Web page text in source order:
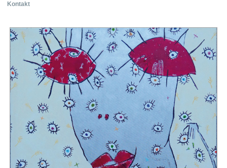
Kontakt